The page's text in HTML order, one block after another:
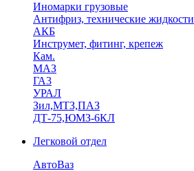
Иномарки грузовые
Антифриз, технические жидкости
АКБ
Инструмет, фитинг, крепеж
Кам.
МАЗ
ГА3
УРАЛ
Зил,МТЗ,ПАЗ
ДТ-75,ЮМЗ-6КЛ
Легковой отдел
АвтоВаз